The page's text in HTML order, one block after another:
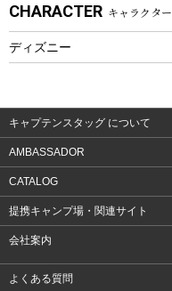
ウェア、タオル
ウェア
CHARACTER キャラクター
ディズニー
キャプテンスタッグ について
AMBASSADOR
CATALOG
提携キャンプ場・関連サイト
会社案内
よくある質問